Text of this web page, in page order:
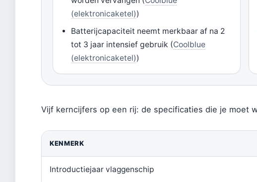
(elektronicaketel))
Batterijcapaciteit neemt merkbaar af na 2
tot 3 jaar intensief gebruik (Coolblue
(elektronicaketel))
Vijf kerncijfers op een rij: de specificaties die je moet
KENMERK
Introductiejaar vlaggenschip